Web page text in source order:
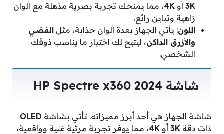
3K أو 4K، مما يمنحك تجربة بصرية مذهلة مع ألوان
زاهية وتباين رائع.
اللون: يأتي الجهاز بعدة ألوان جذابة، مثل الفضي
والأزرق الداكن، ليتيح لك اختيار ما يناسب ذوقك
الشخصي.
شاشة HP Spectre x360 2024
شاشة الجهاز هي أحد أبرز مميزاته. تأتي بشاشة OLED
ذات دقة 3K أو 4K، مما يوفر تجربة مرئية غنية وواقعية،